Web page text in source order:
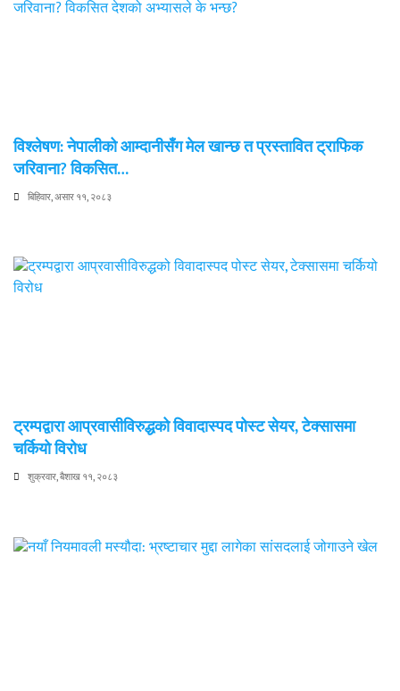
विश्लेषण: नेपालीको आम्दानीसँग मेल खान्छ त प्रस्तावित ट्राफिक
जरिवाना? विकसित…
बिहिवार, असार ११, २०८३
ट्रम्पद्वारा आप्रवासीविरुद्धको विवादास्पद पोस्ट सेयर, टेक्सासमा
चर्कियो विरोध
शुक्रवार, बैशाख ११, २०८३